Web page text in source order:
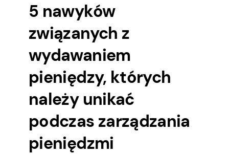
5 nawyków
związanych z
wydawaniem
pieniędzy, których
należy unikać
podczas zarządzania
pieniędzmi